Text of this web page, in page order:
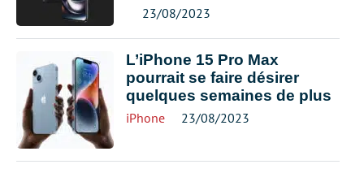
23/08/2023
L’iPhone 15 Pro Max
pourrait se faire désirer
quelques semaines de plus
iPhone 23/08/2023